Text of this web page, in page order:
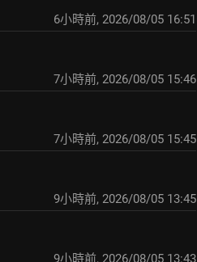
6小時前, 2026/08/05 16:51
7小時前, 2026/08/05 15:46
7小時前, 2026/08/05 15:45
9小時前, 2026/08/05 13:45
9小時前, 2026/08/05 13:43